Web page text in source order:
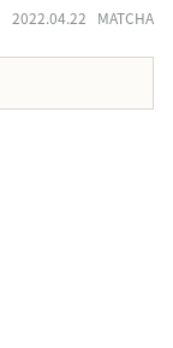
2022.04.22 MATCHA